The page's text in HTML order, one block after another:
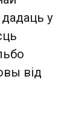
у
від